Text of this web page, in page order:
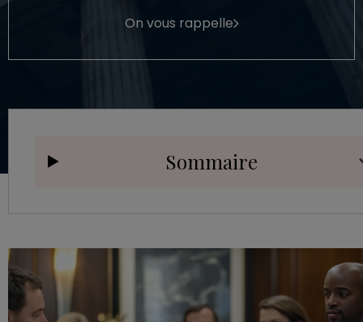
On vous rappelle
Sommaire